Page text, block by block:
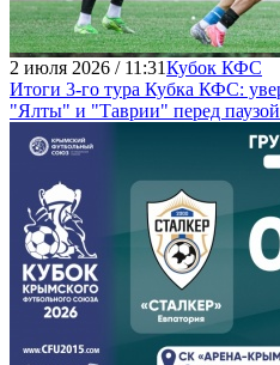
2 июля 2026 / 11:31Кубок КФС
Итоги 3-го тура Кубка КФС:
"Ялты" и "Таврии" перед